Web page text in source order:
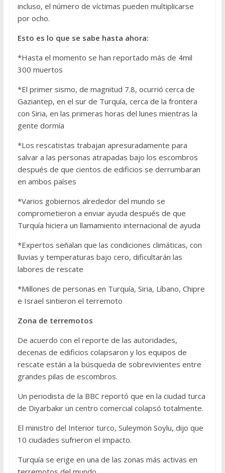
incluso, el número de víctimas pueden multiplicarse
por ocho.
Esto es lo que se sabe hasta ahora:
*Hasta el momento se han reportado más de 4mil
300 muertos
*El primer sismo, de magnitud 7.8, ocurrió cerca de
Gaziantep, en el sur de Turquía, cerca de la frontera
con Siria, en las primeras horas del lunes mientras la
gente dormía
*Los rescatistas trabajan apresuradamente para
salvar a las personas atrapadas bajo los escombros
después de que cientos de edificios se derrumbaran
en ambos países
*Varios gobiernos alrededor del mundo se
comprometieron a enviar ayuda después de que
Turquía hiciera un llamamiento internacional de ayuda
*Expertos señalan que las condiciones climáticas, con
lluvias y temperaturas bajo cero, dificultarán las
labores de rescate
*Millones de personas en Turquía, Siria, Líbano, Chipre
e Israel sintieron el terremoto
Zona de terremotos
De acuerdo con el reporte de las autoridades,
decenas de edificios colapsaron y los equipos de
rescate están a la búsqueda de sobrevivientes entre
grandes pilas de escombros.
Un periodista de la BBC reportó que en la ciudad turca
de Diyarbakır un centro comercial colapsó totalmente.
El ministro del Interior turco, Suleymon Soylu, dijo que
10 ciudades sufrieron el impacto.
Turquía se erige en una de las zonas más activas en